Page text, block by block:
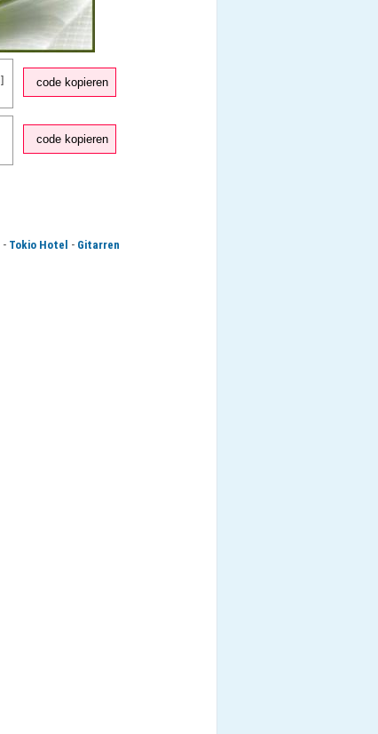
code kopieren
code kopieren
- Tokio Hotel - Gitarren